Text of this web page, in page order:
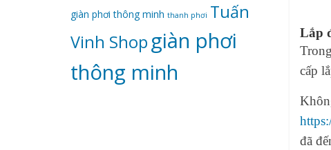
Lắp
cấp
đã
giàn phơi thông minh thanh phơi Tuấn
Vinh Shop‌giàn‌ ‌phơi‌
‌thông‌ ‌minh